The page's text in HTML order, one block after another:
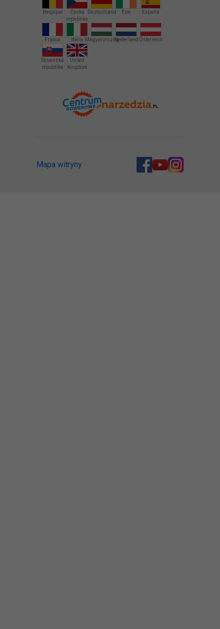
Belgique
Česká
republika
Deutschland Éire España
France Italia MagyarországNederland Österreich
Slovenská
republika
United
Kingdom
Mapa witryny